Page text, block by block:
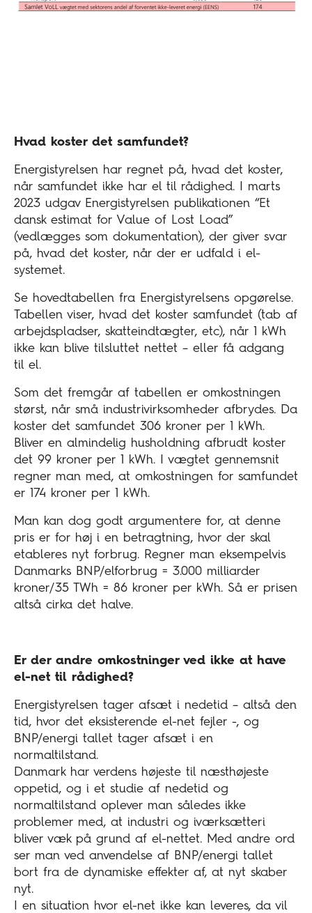
Hvad koster det samfundet?
Energistyrelsen har regnet på, hvad det koster,
når samfundet ikke har el til rådighed. I marts
2023 udgav Energistyrelsen publikationen “Et
dansk estimat for Value of Lost Load”
(vedlægges som dokumentation), der giver svar
på, hvad det koster, når der er udfald i el-
systemet.
Se hovedtabellen fra Energistyrelsens opgørelse.
Tabellen viser, hvad det koster samfundet (tab af
arbejdspladser, skatteindtægter, etc), når 1 kWh
ikke kan blive tilsluttet nettet – eller få adgang
til el.
Som det fremgår af tabellen er omkostningen
størst, når små industrivirksomheder afbrydes. Da
koster det samfundet 306 kroner per 1 kWh.
Bliver en almindelig husholdning afbrudt koster
det 99 kroner per 1 kWh. I vægtet gennemsnit
regner man med, at omkostningen for samfundet
er 174 kroner per 1 kWh.
Man kan dog godt argumentere for, at denne
pris er for høj i en betragtning, hvor der skal
etableres nyt forbrug. Regner man eksempelvis
Danmarks BNP/elforbrug = 3.000 milliarder
kroner/35 TWh = 86 kroner per kWh. Så er prisen
altså cirka det halve.
Er der andre omkostninger ved ikke at have
el-net til rådighed?
Energistyrelsen tager afsæt i nedetid – altså den
tid, hvor det eksisterende el-net fejler -, og
BNP/energi tallet tager afsæt i en
normaltilstand.
Danmark har verdens højeste til næsthøjeste
oppetid, og i et studie af nedetid og
normaltilstand oplever man således ikke
problemer med, at industri og iværksætteri
bliver væk på grund af el-nettet. Med andre ord
ser man ved anvendelse af BNP/energi tallet
bort fra de dynamiske effekter af, at nyt skaber
nyt.
I en situation hvor el-net ikke kan leveres, da vil